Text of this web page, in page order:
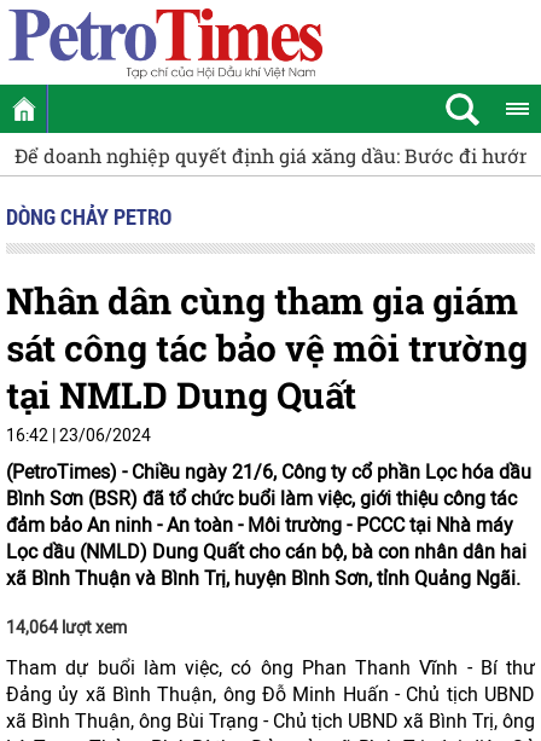
Để doanh nghiệp quyết định giá xăng dầu: Bước đi
DÒNG CHẢY PETRO
Nhân dân cùng tham gia giám
sát công tác bảo vệ môi trường
tại NMLD Dung Quất
16:42 | 23/06/2024
(PetroTimes) - Chiều ngày 21/6, Công ty cổ phần Lọc hóa dầu
Bình Sơn (BSR) đã tổ chức buổi làm việc, giới thiệu công tác
đảm bảo An ninh - An toàn - Môi trường - PCCC tại Nhà máy
Lọc dầu (NMLD) Dung Quất cho cán bộ, bà con nhân dân hai
xã Bình Thuận và Bình Trị, huyện Bình Sơn, tỉnh Quảng Ngãi.
14,064 lượt xem
Tham dự buổi làm việc, có ông Phan Thanh Vĩnh - Bí thư
Đảng ủy xã Bình Thuận, ông Đỗ Minh Huấn - Chủ tịch UBND
xã Bình Thuận, ông Bùi Trạng - Chủ tịch UBND xã Bình Trị, ông